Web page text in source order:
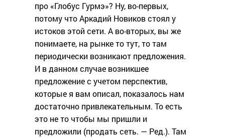
про «Глобус Гурмэ»? Ну, во-первых,
потому что Аркадий Новиков стоял у
истоков этой сети. А во-вторых, вы же
понимаете, на рынке то тут, то там
периодически возникают предложения.
И в данном случае возникшее
предложение с учетом перспектив,
которые я вам описал, показалось нам
достаточно привлекательным. То есть
это не то чтобы мы пришли и
предложили (продать сеть. — Ред.). Там